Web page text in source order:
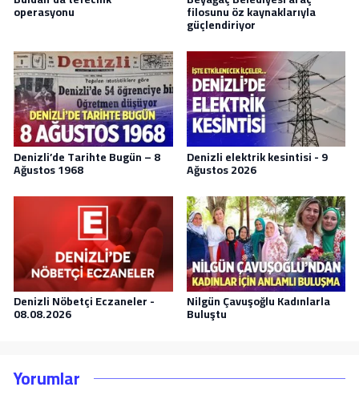
operasyonu filosunu öz kaynaklarıyla
güçlendiriyor
Denizli’de Tarihte Bugün – 8
Ağustos 1968
Denizli elektrik kesintisi - 9
Ağustos 2026
Denizli Nöbetçi Eczaneler -
08.08.2026
Nilgün Çavuşoğlu Kadınlarla
Buluştu
Yorumlar